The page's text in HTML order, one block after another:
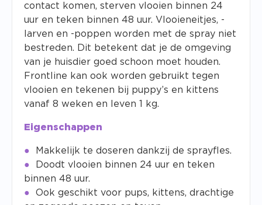
contact komen, sterven vlooien binnen 24
uur en teken binnen 48 uur. Vlooieneitjes, -
larven en -poppen worden met de spray niet
bestreden. Dit betekent dat je de omgeving
van je huisdier goed schoon moet houden.
Frontline kan ook worden gebruikt tegen
vlooien en tekenen bij puppy’s en kittens
vanaf 8 weken en leven 1 kg.
Eigenschappen
Makkelijk te doseren dankzij de sprayfles.
Doodt vlooien binnen 24 uur en teken
binnen 48 uur.
Ook geschikt voor pups, kittens, drachtige